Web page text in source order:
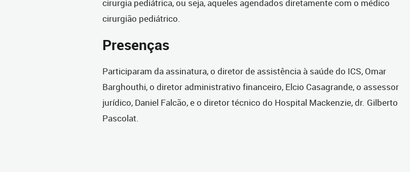
cirurgia pediátrica, ou seja, aqueles agendados diretamente com o médico
cirurgião pediátrico.
Presenças
Participaram da assinatura, o diretor de assistência à saúde do ICS, Omar
Barghouthi, o diretor administrativo financeiro, Elcio Casagrande, o assessor
jurídico, Daniel Falcão, e o diretor técnico do Hospital Mackenzie, dr. Gilberto
Pascolat.